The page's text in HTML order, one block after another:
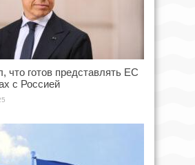
что готов представлять ЕС
с Россией